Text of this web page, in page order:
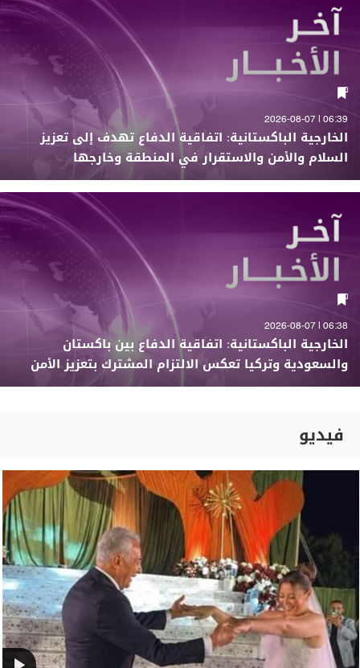
06:39 | 2026-08-07
الخارجية الباكستانية: اتفاقية الدفاع تهدف إلى تعزيز
السلام والأمن والاستقرار في المنطقة وخارجها
06:38 | 2026-08-07
الخارجية الباكستانية: اتفاقية الدفاع بين باكستان
والسعودية وتركيا تعكس الالتزام المشترك بتعزيز الأمن
فيديو